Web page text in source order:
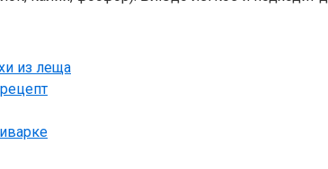
из леща